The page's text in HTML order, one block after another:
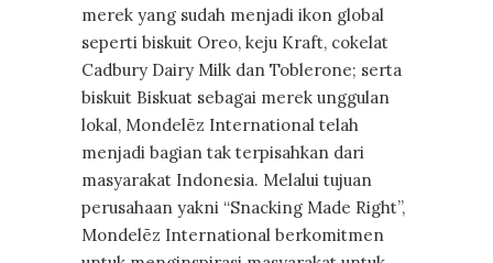
merek yang sudah menjadi ikon global
seperti biskuit Oreo, keju Kraft, cokelat
Cadbury Dairy Milk dan Toblerone; serta
biskuit Biskuat sebagai merek unggulan
lokal, Mondelēz International telah
menjadi bagian tak terpisahkan dari
masyarakat Indonesia. Melalui tujuan
perusahaan yakni “Snacking Made Right”,
Mondelēz International berkomitmen